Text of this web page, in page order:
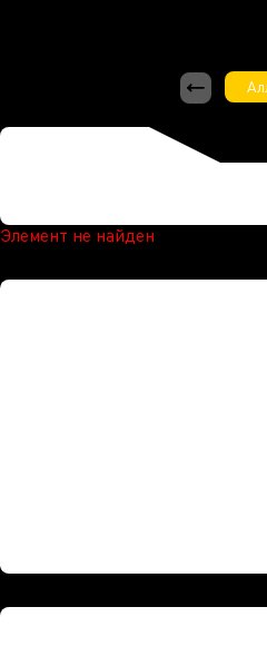
Элемент не найден